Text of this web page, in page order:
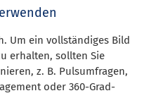
Um ein vollständiges Bild
erhalten, sollten Sie
z. B. Pulsumfragen,
oder 360-Grad-